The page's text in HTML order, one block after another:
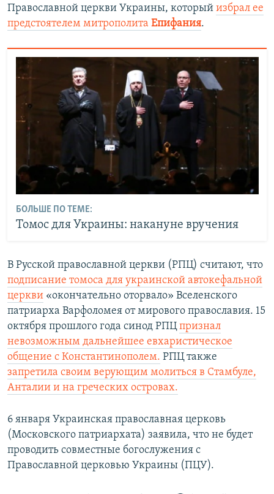
Православной церкви Украины, который избрал ее
предстоятелем митрополита Епифания.
БОЛЬШЕ ПО ТЕМЕ:
Томос для Украины: накануне вручения
В Русской православной церкви (РПЦ) считают, что
подписание томоса для украинской автокефальной
церкви «окончательно оторвало» Вселенского
патриарха Варфоломея от мирового православия. 15
октября прошлого года синод РПЦпризнал
невозможным дальнейшее евхаристическое
общение с Константинополем. РПЦ также
запретила своим верующим молиться в Стамбуле,
Анталии и на греческих островах.​
6 января Украинская православная церковь
(Московского патриархата) заявила, что не будет
проводить совместные богослужения с
Православной церковью Украины (ПЦУ).